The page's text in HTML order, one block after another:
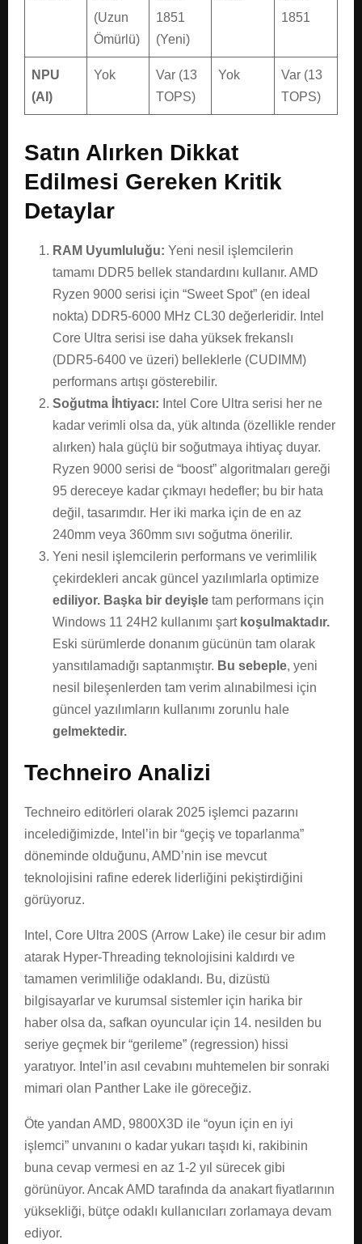
(Uzun
Ömürlü)
1851
(Yeni)
1851
NPU
(AI)
Yok
Var (13
TOPS)
Yok
Var (13
TOPS)
Satın Alırken Dikkat
Edilmesi Gereken Kritik
Detaylar
RAM Uyumluluğu: Yeni nesil işlemcilerin
tamamı DDR5 bellek standardını kullanır. AMD
Ryzen 9000 serisi için “Sweet Spot” (en ideal
nokta) DDR5-6000 MHz CL30 değerleridir. Intel
Core Ultra serisi ise daha yüksek frekanslı
(DDR5-6400 ve üzeri) belleklerle (CUDIMM)
performans artışı gösterebilir.
Soğutma İhtiyacı: Intel Core Ultra serisi her ne
kadar verimli olsa da, yük altında (özellikle render
alırken) hala güçlü bir soğutmaya ihtiyaç duyar.
Ryzen 9000 serisi de “boost” algoritmaları gereği
95 dereceye kadar çıkmayı hedefler; bu bir hata
değil, tasarımdır. Her iki marka için de en az
240mm veya 360mm sıvı soğutma önerilir.
Yeni nesil işlemcilerin performans ve verimlilik
çekirdekleri ancak güncel yazılımlarla optimize
ediliyor. Başka bir deyişle tam performans için
Windows 11 24H2 kullanımı şart koşulmaktadır.
Eski sürümlerde donanım gücünün tam olarak
yansıtılamadığı saptanmıştır. Bu sebeple, yeni
nesil bileşenlerden tam verim alınabilmesi için
güncel yazılımların kullanımı zorunlu hale
gelmektedir.
Techneiro Analizi
Techneiro editörleri olarak 2025 işlemci pazarını
incelediğimizde, Intel’in bir “geçiş ve toparlanma”
döneminde olduğunu, AMD’nin ise mevcut
teknolojisini rafine ederek liderliğini pekiştirdiğini
görüyoruz.
Intel, Core Ultra 200S (Arrow Lake) ile cesur bir adım
atarak Hyper-Threading teknolojisini kaldırdı ve
tamamen verimliliğe odaklandı. Bu, dizüstü
bilgisayarlar ve kurumsal sistemler için harika bir
haber olsa da, safkan oyuncular için 14. nesilden bu
seriye geçmek bir “gerileme” (regression) hissi
yaratıyor. Intel’in asıl cevabını muhtemelen bir sonraki
mimari olan Panther Lake ile göreceğiz.
Öte yandan AMD, 9800X3D ile “oyun için en iyi
işlemci” unvanını o kadar yukarı taşıdı ki, rakibinin
buna cevap vermesi en az 1-2 yıl sürecek gibi
görünüyor. Ancak AMD tarafında da anakart fiyatlarının
yüksekliği, bütçe odaklı kullanıcıları zorlamaya devam
ediyor.